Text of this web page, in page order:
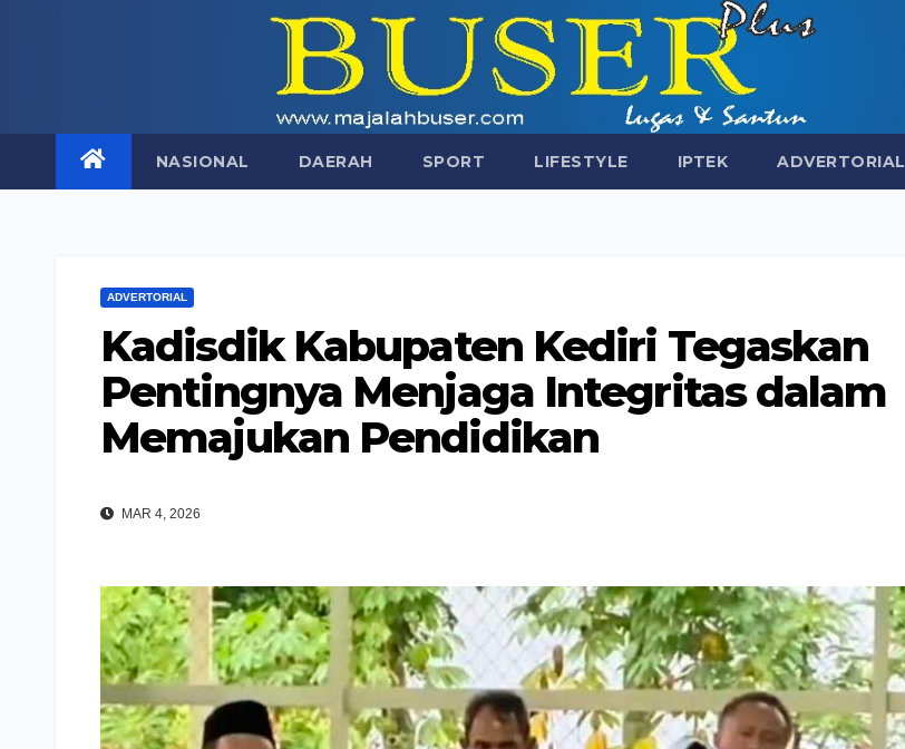
NASIONAL DAERAH SPORT LIFESTYLE IPTEK ADVERTORIAL
ADVERTORIAL
Kadisdik Kabupaten Kediri Tegaskan
Pentingnya Menjaga Integritas dalam
Memajukan Pendidikan
MAR 4, 2026